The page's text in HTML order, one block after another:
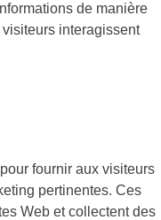
de manière
interagissent
fournir aux visiteurs
pertinentes. Ces
Web et collectent des